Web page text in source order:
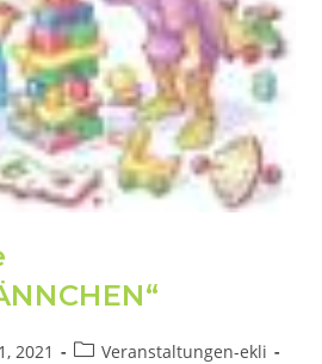
2021
Veranstaltungen-ekli